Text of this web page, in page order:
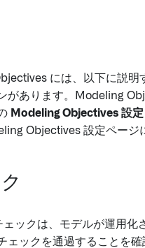
には、以下に説明
があります。Modeling
Modeling Objectives 設定
Objectives 設定ページ
ックは、モデルが運用化
ェックを通過することを確